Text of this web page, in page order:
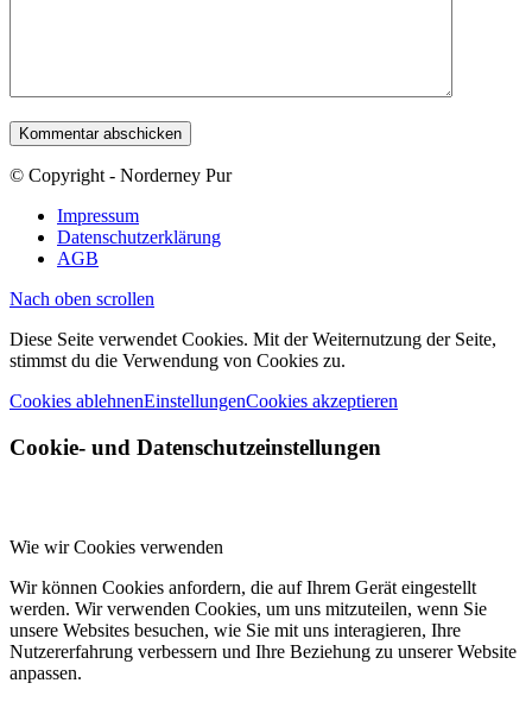
© Copyright - Norderney Pur
Impressum
Datenschutzerklärung
AGB
Nach oben scrollen
Diese Seite verwendet Cookies. Mit der Weiternutzung der Seite,
stimmst du die Verwendung von Cookies zu.
Cookies ablehnenEinstellungenCookies akzeptieren
Cookie- und Datenschutzeinstellungen
Wie wir Cookies verwenden
Wir können Cookies anfordern, die auf Ihrem Gerät eingestellt
werden. Wir verwenden Cookies, um uns mitzuteilen, wenn Sie
unsere Websites besuchen, wie Sie mit uns interagieren, Ihre
Nutzererfahrung verbessern und Ihre Beziehung zu unserer Website
anpassen.